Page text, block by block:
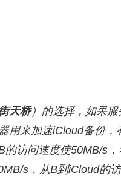
天桥）的选择，如果
用来加速iCloud备份
访问速度使50MB/s
s，从B到iCloud的